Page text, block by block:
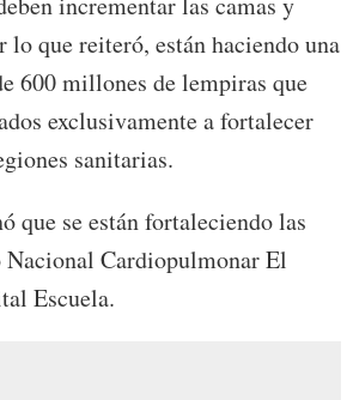
lo que reiteró, están haciendo una
600 millones de lempiras que
exclusivamente a fortalecer
sanitarias.
que se están fortaleciendo las
Cardiopulmonar El
Escuela.